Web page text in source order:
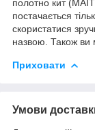
полотно кит
постачається
скористатися
назвою. Також ви
Приховати
Умови